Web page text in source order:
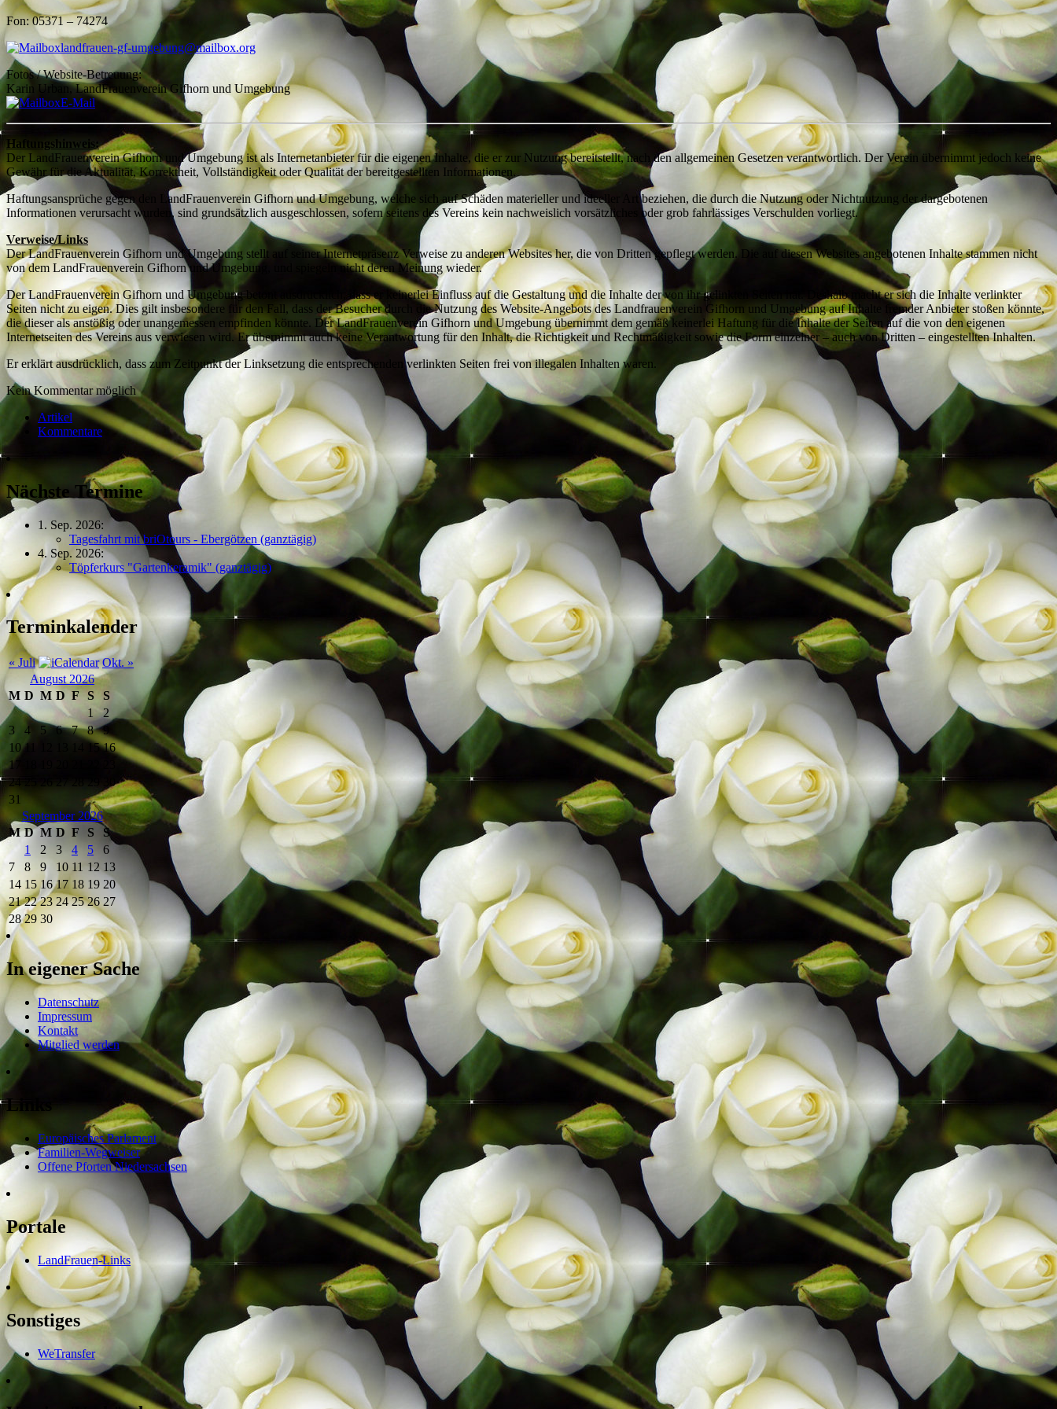
Fon: 05371 – 74274
landfrauen-gf-umgebung@mailbox.org
Fotos / Website-Betreuung:
Karin Urban, LandFrauenverein Gifhorn und Umgebung
E-Mail
Haftungshinweis:
Der LandFrauenverein Gifhorn und Umgebung ist als Internetanbieter für die eigenen Inhalte, die er zur Nutzung bereitstellt, nach den allgemeinen Gesetzen verantwortlich. Der Verein übernimmt jedoch keine
Gewähr für die Aktualität, Korrektheit, Vollständigkeit oder Qualität der bereitgestellten Informationen.
Haftungsansprüche gegen den LandFrauenverein Gifhorn und Umgebung, welche sich auf Schäden materieller und ideeller Art beziehen, die durch die Nutzung oder Nichtnutzung der dargebotenen
Informationen verursacht wurden, sind grundsätzlich ausgeschlossen, sofern seitens des Vereins kein nachweislich vorsätzliches oder grob fahrlässiges Verschulden vorliegt.
Verweise/Links
Der LandFrauenverein Gifhorn und Umgebung stellt auf seiner Internetpräsenz Verweise zu anderen Websites her, die von Dritten gepflegt werden. Die auf diesen Websites angebotenen Inhalte stammen nicht
von dem LandFrauenverein Gifhorn und Umgebung, und spiegeln nicht deren Meinung wieder.
Der LandFrauenverein Gifhorn und Umgebung betont ausdrücklich, dass er keinerlei Einfluss auf die Gestaltung und die Inhalte der von ihr gelinkten Seiten hat. Deshalb macht er sich die Inhalte verlinkter
Seiten nicht zu eigen. Dies gilt insbesondere für den Fall, dass der Besucher durch die Nutzung des Website-Angebots des Landfrauenverein Gifhorn und Umgebung auf Inhalte fremder Anbieter stoßen könnte,
die dieser als anstößig oder unangemessen empfinden könnte. Der LandFrauenverein Gifhorn und Umgebung übernimmt dem gemäß keinerlei Haftung für die Inhalte der Seiten auf die von den eigenen
Internetseiten des Vereins aus verwiesen wird. Er übernimmt auch keine Verantwortung für den Inhalt, die Richtigkeit und Rechtmäßigkeit sowie die Form einzelner – auch von Dritten – eingestellten Inhalten.
Er erklärt ausdrücklich, dass zum Zeitpunkt der Linksetzung die entsprechenden verlinkten Seiten frei von illegalen Inhalten waren.
Kein Kommentar möglich
Artikel
Kommentare
Nächste Termine
1. Sep. 2026:
Tagesfahrt mit briOtours - Ebergötzen (ganztägig)
4. Sep. 2026:
Töpferkurs "Gartenkeramik" (ganztägig)
Terminkalender
« Juli
Okt. »
August 2026
M D M D F S
S
1
2
3
4 5 6 7 8
9
10 11 15 16
17
24
30
31
September 2026
M D M D F S
S
1
2 3 4 5
6
7
8 9 10 11 12 13
14 15 16 17 18 19 20
21 22 23 24 25 26 27
28 29 30
In eigener Sache
Datenschutz
Impressum
Kontakt
Mitglied werden
Links
Europäisches Parlament
Familien-Wegweiser
Offene Pforten Niedersachsen
Portale
LandFrauen-Links
Sonstiges
WeTransfer